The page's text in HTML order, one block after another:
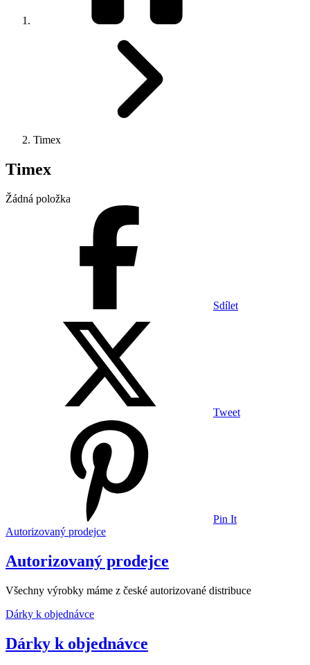
Timex
Timex
Žádná položka
Sdílet
Tweet
Pin It
Autorizovaný prodejce
Autorizovaný prodejce
Všechny výrobky máme z české autorizované distribuce
Dárky k objednávce
Dárky k objednávce